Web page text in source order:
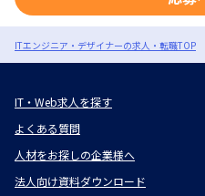
ITエンジニア・デザイナーの求人・転職TOP
IT・Web求人を探す
よくある質問
人材をお探しの企業様へ
法人向け資料ダウンロード